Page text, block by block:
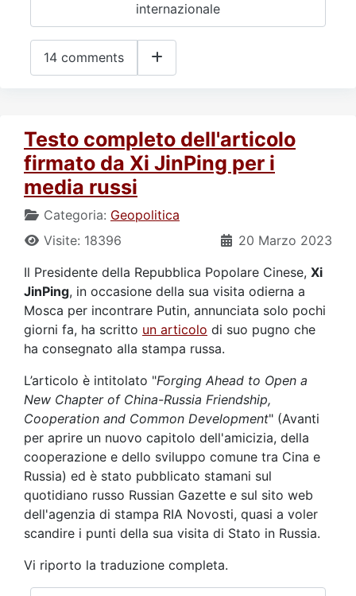
internazionale
14 comments
Testo completo dell'articolo
firmato da Xi JinPing per i
media russi
Categoria: Geopolitica
20 Marzo 2023
Visite: 18396
Il Presidente della Repubblica Popolare Cinese, Xi
JinPing, in occasione della sua visita odierna a
Mosca per incontrare Putin, annunciata solo pochi
giorni fa, ha scritto un articolo di suo pugno che
ha consegnato alla stampa russa.
L’articolo è intitolato "Forging Ahead to Open a
New Chapter of China-Russia Friendship,
Cooperation and Common Development" (Avanti
per aprire un nuovo capitolo dell'amicizia, della
cooperazione e dello sviluppo comune tra Cina e
Russia) ed è stato pubblicato stamani sul
quotidiano russo Russian Gazette e sul sito web
dell'agenzia di stampa RIA Novosti, quasi a voler
scandire i punti della sua visita di Stato in Russia.
Vi riporto la traduzione completa.